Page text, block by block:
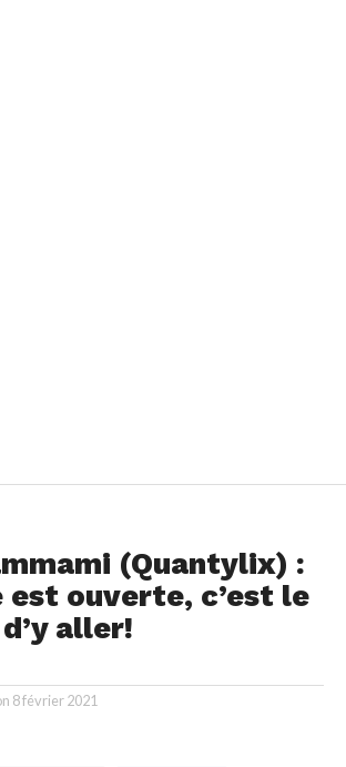
(Quantylix) :
est ouverte, c’est le
aller!
8 février 2021